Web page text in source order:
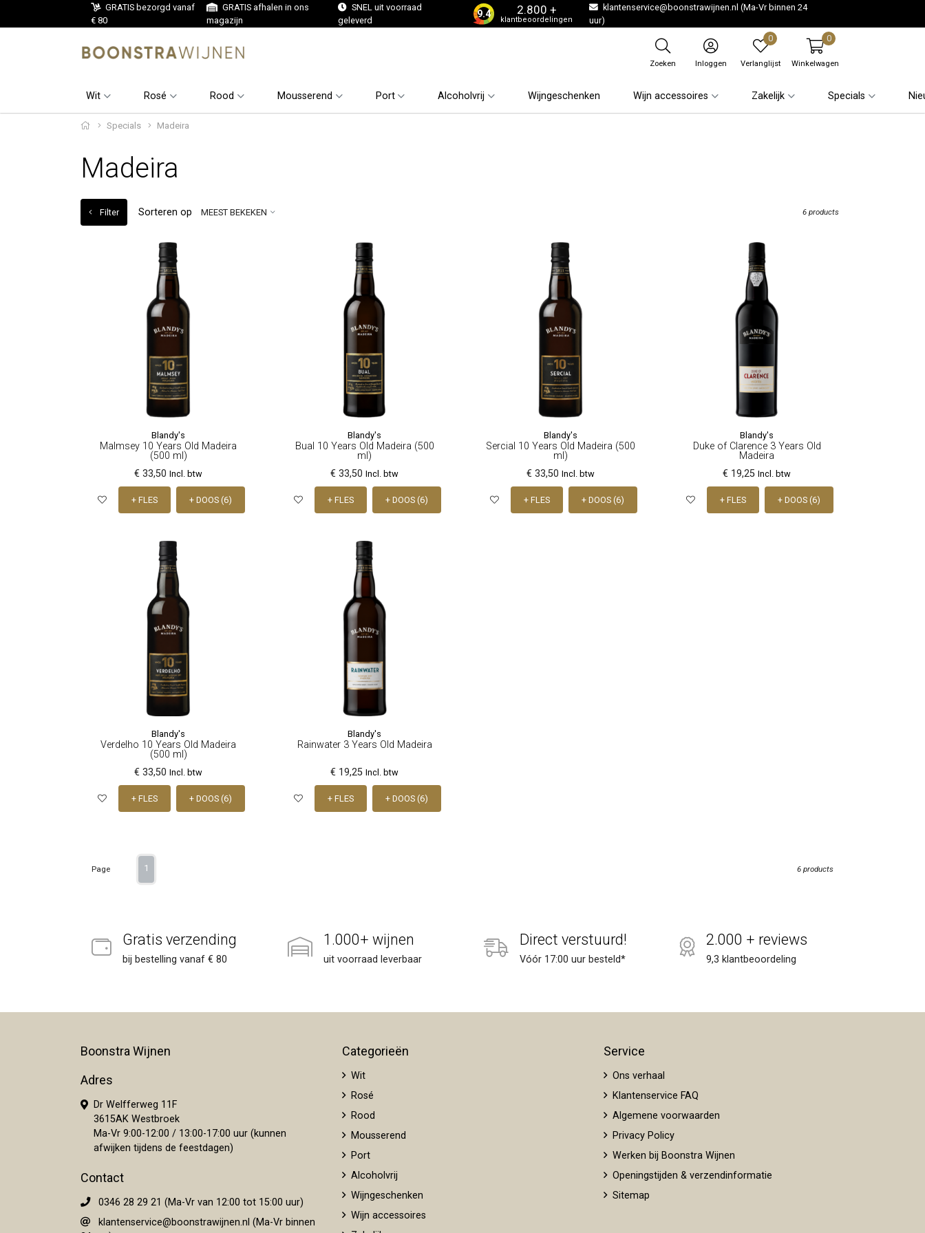
GRATIS bezorgd vanaf
€ 80
GRATIS afhalen in ons
magazijn
SNEL uit voorraad
geleverd
9.4 2.800 +
klantbeoordelingen
klantenservice@boonstrawijnen.nl (Ma-Vr binnen 24
uur)
Zoeken Inloggen
0
Verlanglijst
0
Winkelwagen
Wit Rosé Rood Mousserend Port Alcoholvrij Wijngeschenken Wijn accessoires Zakelijk Specials
Specials Madeira
Madeira
Filter Sorteren op MEEST BEKEKEN 6 products
Blandy's
Malmsey 10 Years Old Madeira
(500 ml)
€ 33,50 Incl. btw
+ FLES + DOOS (6)
Blandy's
Bual 10 Years Old Madeira (500
ml)
€ 33,50 Incl. btw
+ FLES + DOOS (6)
Blandy's
Sercial 10 Years Old Madeira (500
ml)
€ 33,50 Incl. btw
+ FLES + DOOS (6)
Blandy's
Duke of Clarence 3 Years Old
Madeira
€ 19,25 Incl. btw
+ FLES + DOOS (6)
Blandy's
Verdelho 10 Years Old Madeira
(500 ml)
€ 33,50 Incl. btw
+ FLES + DOOS (6)
Blandy's
Rainwater 3 Years Old Madeira
€ 19,25 Incl. btw
+ FLES + DOOS (6)
Page 1 6 products
Gratis verzending
bij bestelling vanaf € 80
1.000+ wijnen
uit voorraad leverbaar
Direct verstuurd!
Vóór 17:00 uur besteld*
2.000 + reviews
9,3 klantbeoordeling
Boonstra Wijnen
Adres
Dr Welfferweg 11F
3615AK Westbroek
Ma-Vr 9:00-12:00 / 13:00-17:00 uur (kunnen
afwijken tijdens de feestdagen)
Contact
0346 28 29 21 (Ma-Vr van 12:00 tot 15:00 uur)
klantenservice@boonstrawijnen.nl (Ma-Vr binnen
Categorieën
Wit
Rosé
Rood
Mousserend
Port
Alcoholvrij
Wijngeschenken
Wijn accessoires
Service
Ons verhaal
Klantenservice FAQ
Algemene voorwaarden
Privacy Policy
Werken bij Boonstra Wijnen
Openingstijden & verzendinformatie
Sitemap